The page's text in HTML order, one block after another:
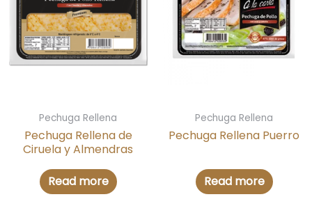
Pechuga Rellena
Pechuga Rellena de
Ciruela y Almendras
Read more
Pechuga Rellena
Pechuga Rellena Puerro
Read more